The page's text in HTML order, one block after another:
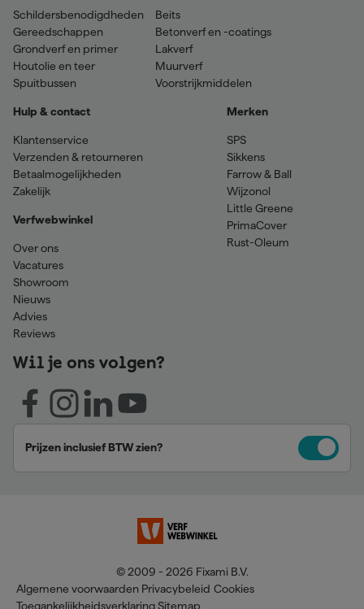
Schildersbenodigdheden
Gereedschappen
Grondverf en primer
Houtolie en teer
Spuitbussen
Beits
Betonverf en -coatings
Lakverf
Muurverf
Voorstrijkmiddelen
Hulp & contact
Klantenservice
Verzenden & retourneren
Betaalmogelijkheden
Zakelijk
Verfwebwinkel
Over ons
Vacatures
Showroom
Nieuws
Advies
Reviews
Merken
SPS
Sikkens
Farrow & Ball
Wijzonol
Little Greene
PrimaCover
Rust-Oleum
Wil je ons volgen?
Prijzen inclusief BTW zien?
© 2009 - 2026 Fixami B.V.
Algemene voorwaarden Privacybeleid Cookies
Toegankelijkheidsverklaring Sitemap